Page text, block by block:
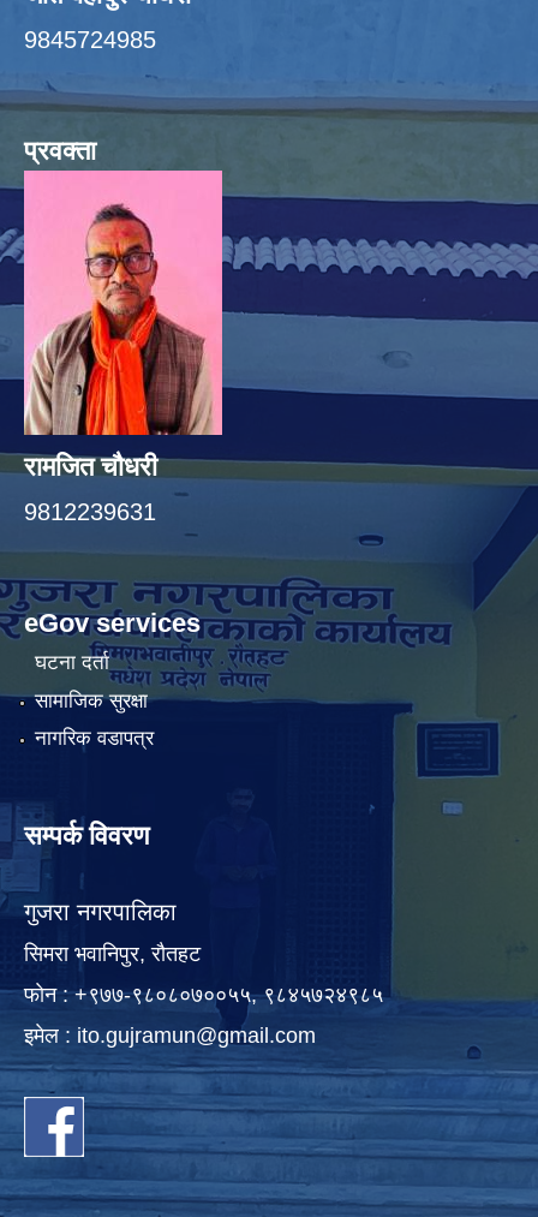
9845724985
प्रवक्ता
रामजित चौधरी
9812239631
eGov services
घटना दर्ता
सामाजिक सुरक्षा
नागरिक वडापत्र
सम्पर्क विवरण
गुजरा नगरपालिका
सिमरा भवानिपुर, राैतहट
फाेन : +९७७-९८०८०७००५५, ९८४५७२४९८५
इमेल : ito.gujramun@gmail.com